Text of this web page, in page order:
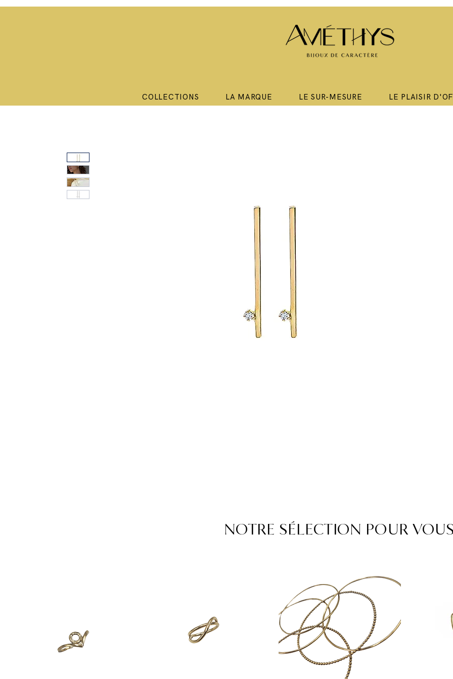
COLLECTIONS LA MARQUE LE SUR-MESURE LE PLAISIR
NOTRE SÉLECTION POUR